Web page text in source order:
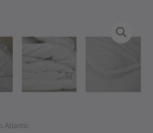
Atlantic
67,50€
through